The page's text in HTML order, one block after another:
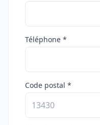
Téléphone *
Code postal *